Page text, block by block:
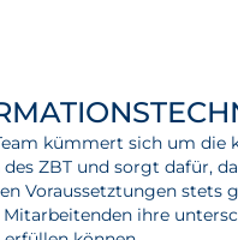
kümmert sich um die
ZBT und sorgt dafür,
Voraussetztungen stets
ihre